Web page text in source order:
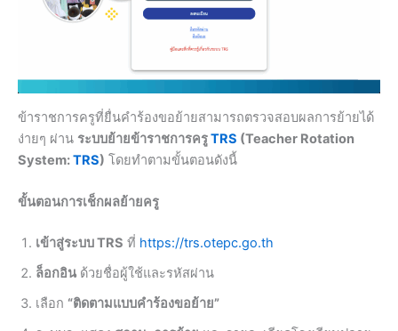
ข้าราชการครูที่ยื่นคำร้องขอย้ายสามารถตรวจสอบผลการย้ายได้
ง่ายๆ ผ่าน ระบบย้ายข้าราชการครูTRS (Teacher Rotation
System:TRS) โดยทำตามขั้นตอนดังนี้
ขั้นตอนการเช็กผลย้ายครู
เข้าสู่ระบบ TRS ที่ https://trs.otepc.go.th
ล็อกอิน ด้วยชื่อผู้ใช้และรหัสผ่าน
เลือก “ติดตามแบบคำร้องขอย้าย”